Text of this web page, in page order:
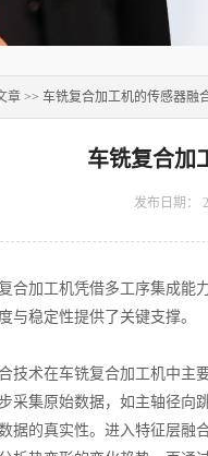
章 >> 车铣复合加工机的传感器融
车铣复合加
发布日期：
加工机凭借多工序集成能
与稳定性提供了关键支撑。
术在车铣复合加工机中主
采集原始数据，如主轴径向
据的真实性。进入特征层融